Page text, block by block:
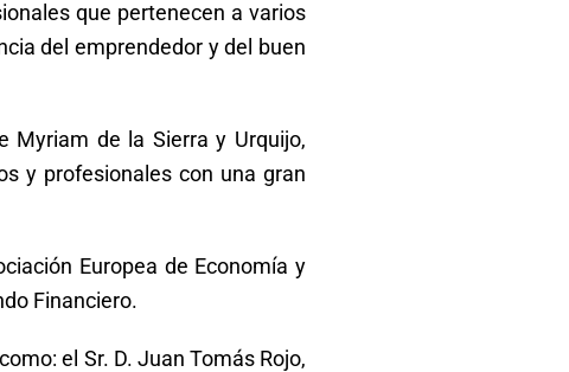
que pertenecen a varios
del emprendedor y del buen
Myriam de la Sierra y Urquijo,
y profesionales con una gran
Europea de Economía y
Financiero.
el Sr. D. Juan Tomás Rojo,